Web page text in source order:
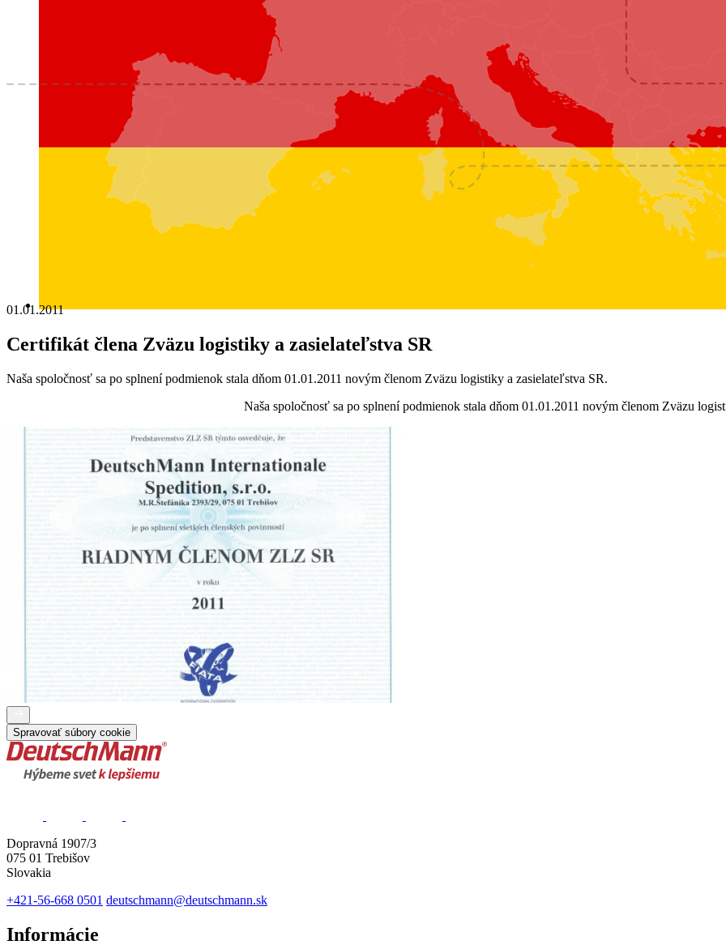
01.01.2011
Certifikát člena Zväzu logistiky a zasielateľstva SR
Naša spoločnosť sa po splnení podmienok stala dňom 01.01.2011 novým členom Zväzu logistiky a zasielateľstva SR.
Naša spoločnosť sa po splnení podmienok stala dňom 01.01.2011 novým členom Zväzu
Spravovať súbory cookie
Dopravná 1907/3
075 01 Trebišov
Slovakia
+421-56-668 0501 deutschmann@deutschmann.sk
Informácie